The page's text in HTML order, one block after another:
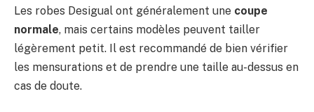
Les robes Desigual ont généralement une coupe
normale, mais certains modèles peuvent tailler
légèrement petit. Il est recommandé de bien vérifier
les mensurations et de prendre une taille au-dessus en
cas de doute.